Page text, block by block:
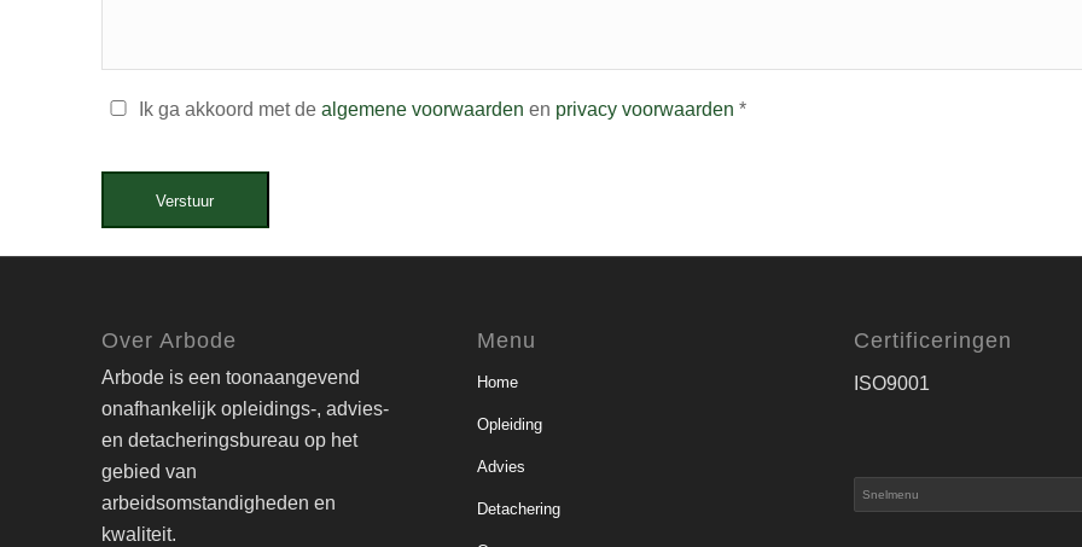
Ik ga akkoord met de algemene voorwaarden en privacy voorwaarden *
Verstuur
Over Arbode
Arbode is een toonaangevend
onafhankelijk opleidings-, advies-
en detacheringsbureau op het
gebied van
arbeidsomstandigheden en
kwaliteit.
Menu
Home
Opleiding
Advies
Detachering
Certificeringen
ISO9001